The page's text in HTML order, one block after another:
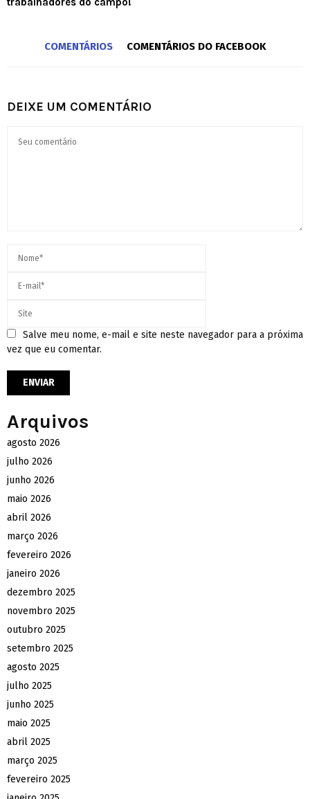
COMENTÁRIOS COMENTÁRIOS DO FACEBOOK
DEIXE UM COMENTÁRIO
Salve meu nome, e-mail e site neste navegador para a próxima
vez que eu comentar.
Arquivos
agosto 2026
julho 2026
junho 2026
maio 2026
abril 2026
março 2026
fevereiro 2026
janeiro 2026
dezembro 2025
novembro 2025
outubro 2025
setembro 2025
agosto 2025
julho 2025
junho 2025
maio 2025
abril 2025
março 2025
fevereiro 2025